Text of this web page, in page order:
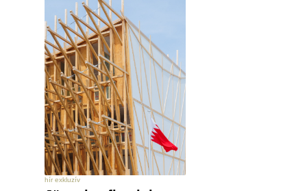
hír exkluzív